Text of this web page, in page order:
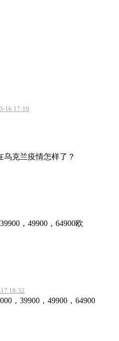
16 17:19
克兰疫情怎样了？
，49900，64900欧
18:32
，39900，49900，64900